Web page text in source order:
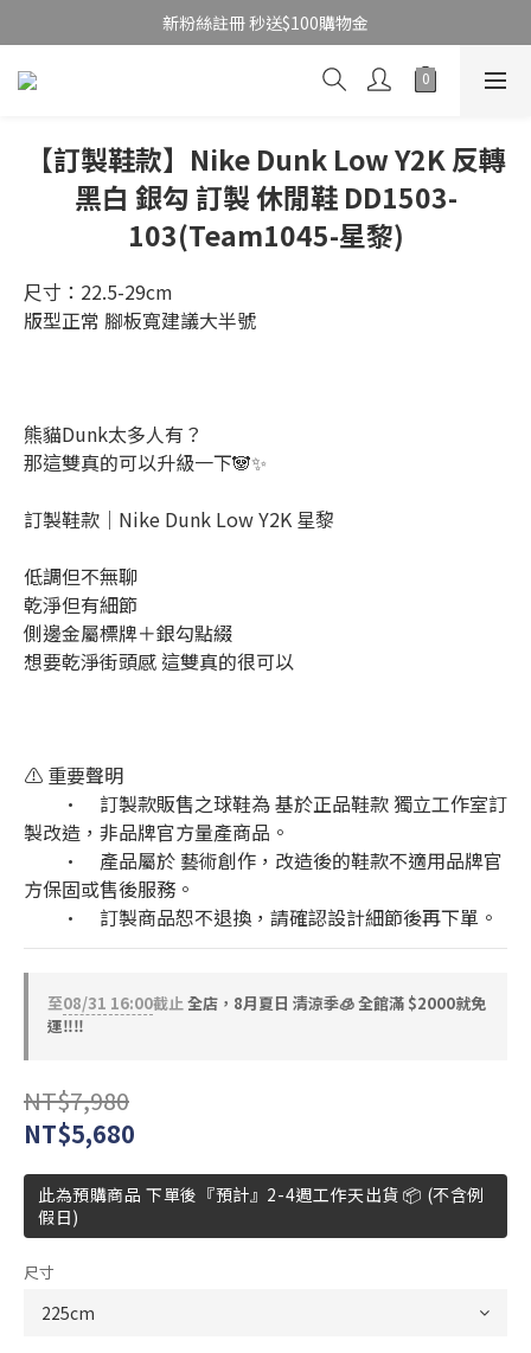
新粉絲註冊 秒送$100購物金
【訂製鞋款】Nike Dunk Low Y2K 反轉
黑白 銀勾 訂製 休閒鞋 DD1503-
103(Team1045-星黎)
尺寸：22.5-29cm
版型正常 腳板寬建議大半號
熊貓Dunk太多人有？
那這雙真的可以升級一下🐼✨
訂製鞋款｜Nike Dunk Low Y2K 星黎
低調但不無聊
乾淨但有細節
側邊金屬標牌＋銀勾點綴
想要乾淨街頭感 這雙真的很可以
⚠️ 重要聲明
製改造，非品牌官方量產商品。
方保固或售後服務。
	•	訂製商品恕不退換，請確認設計細節後再下單。
至08/31 16:00截止全店，8月夏日 清涼季🧊 全館滿 $2000就免
運‼️‼️
NT$7,980
NT$5,680
此為預購商品 下單後『預計』2-4週工作天出貨 📦 (不含例
假日)
尺寸